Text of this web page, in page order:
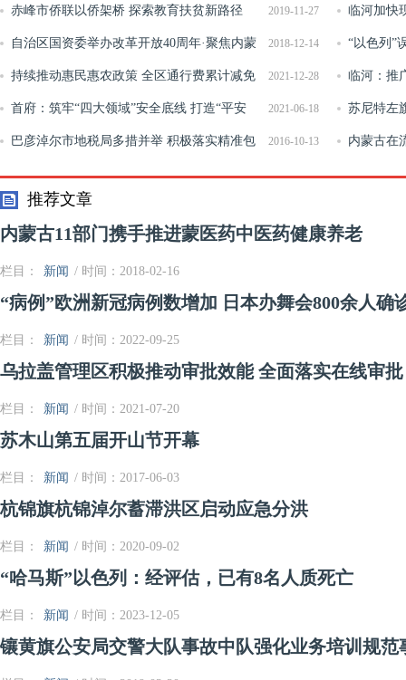
2019-11-27
赤峰市侨联以侨架桥 探索教育扶贫新路径 临河加快
2018-12-14
自治区国资委举办改革开放40周年·聚焦内蒙
古国企国资改革发展媒体见面日活动
“以色列”
重启人质谈
2021-12-28
持续推动惠民惠农政策 全区通行费累计减免
13.17亿元
临河：推
转型升级
2021-06-18
首府：筑牢“四大领域”安全底线 打造“平安
市场”
苏尼特左
界读书日”
2016-10-13
巴彦淖尔市地税局多措并举 积极落实精准包
扶工作
内蒙古在
推荐文章
内蒙古11部门携手推进蒙医药中医药健康养老
栏目： 新闻 / 时间：2018-02-16
“病例”欧洲新冠病例数增加 日本办舞会800余人确
栏目： 新闻 / 时间：2022-09-25
乌拉盖管理区积极推动审批效能 全面落实在线审批
栏目： 新闻 / 时间：2021-07-20
苏木山第五届开山节开幕
栏目： 新闻 / 时间：2017-06-03
杭锦旗杭锦淖尔蓄滞洪区启动应急分洪
栏目： 新闻 / 时间：2020-09-02
“哈马斯”以色列：经评估，已有8名人质死亡
栏目： 新闻 / 时间：2023-12-05
镶黄旗公安局交警大队事故中队强化业务培训规范